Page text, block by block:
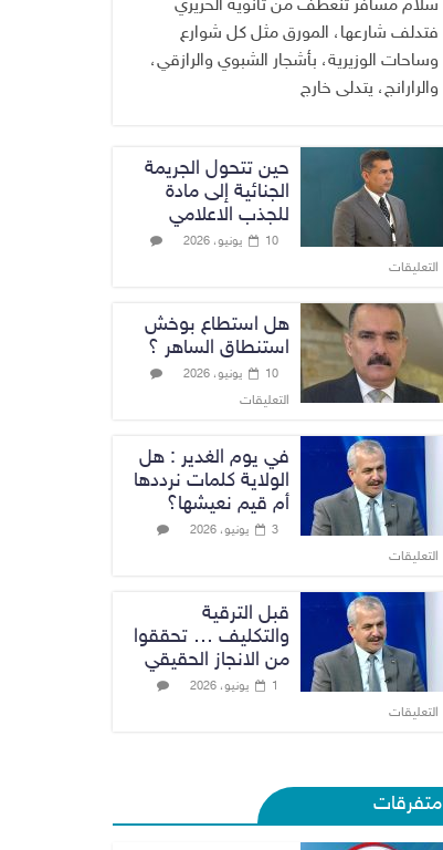
سلام مسافر تنعطف من ثانوية الحريري
فتدلف شارعها، المورق مثل كل شوارع
وساحات الوزيرية، بأشجار الشبوي والرازقي،
والرارانج، يتدلى خارج
حين تتحول الجريمة
الجنائية إلى مادة
للجذب الاعلامي
10 يونيو، 2026
التعليقات
هل استطاع بوخش
استنطاق الساهر ؟
10 يونيو، 2026
التعليقات
في يوم الغدير : هل
الولاية كلمات نرددها
أم قيم نعيشها؟
3 يونيو، 2026
التعليقات
قبل الترقية
والتكليف … تحققوا
من الانجاز الحقيقي
1 يونيو، 2026
التعليقات
متفرقات